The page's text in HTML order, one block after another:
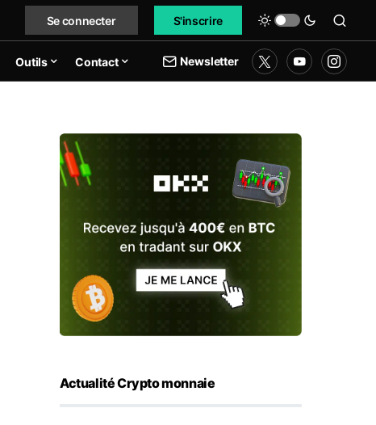
Se connecter S'inscrire
Outils Contact Newsletter
Actualité Crypto monnaie